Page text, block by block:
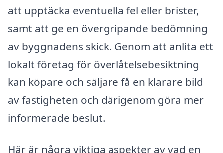
att upptäcka eventuella fel eller brister,
samt att ge en övergripande bedömning
av byggnadens skick. Genom att anlita ett
lokalt företag för överlåtelsebesiktning
kan köpare och säljare få en klarare bild
av fastigheten och därigenom göra mer
informerade beslut.
Här är några viktiga aspekter av vad en